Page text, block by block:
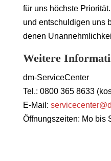
für uns höchste
und entschuldigen uns
denen
Weitere
dm-ServiceCenter
Tel.: 0800 365 8633
E-Mail:
Öffnungszeiten: Mo bis